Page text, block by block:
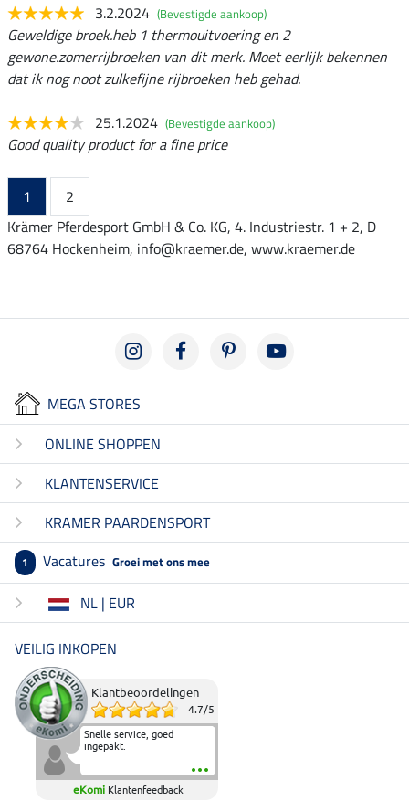
3.2.2024 (Bevestigde aankoop)
Geweldige broek.heb 1 thermouitvoering en 2
gewone.zomerrijbroeken van dit merk. Moet eerlijk bekennen
dat ik nog noot zulkefijne rijbroeken heb gehad.
25.1.2024 (Bevestigde aankoop)
Good quality product for a fine price
1
2
Krämer Pferdesport GmbH & Co. KG, 4. Industriestr. 1 + 2, D
68764 Hockenheim, info@kraemer.de, www.kraemer.de
MEGA STORES
ONLINE SHOPPEN
KLANTENSERVICE
KRAMER PAARDENSPORT
1 Vacatures Groei met ons mee
NL | EUR
VEILIG INKOPEN
Klantbeoordelingen
4.7/5
Snelle service, goed
ingepakt.
eKomi Klantenfeedback